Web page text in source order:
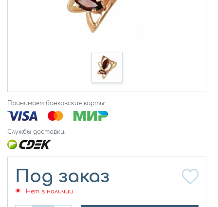
Принимаем банковские карты:
Службы доставки:
Под заказ
Нет в наличии